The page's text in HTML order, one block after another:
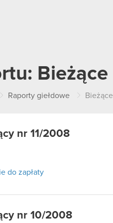
Bieżące
Raporty giełdowe Bieżące
nr 11/2008
do zapłaty
nr 10/2008